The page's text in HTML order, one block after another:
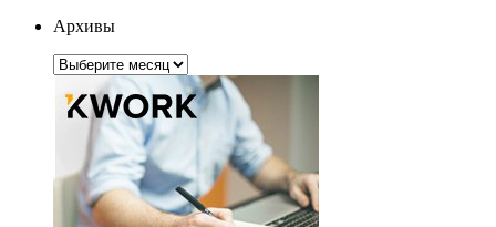
Архивы
Архивы